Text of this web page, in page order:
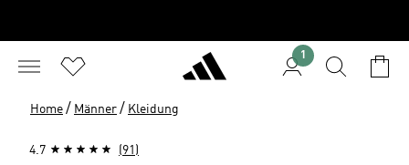
1
Home / Männer / Kleidung
4.7 (91)